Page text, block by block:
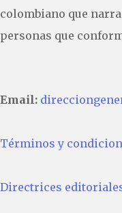
colombiano que
personas que
Email:
Términos y
Directrices